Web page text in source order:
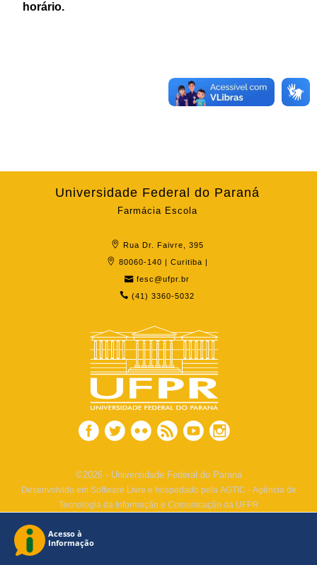
horário.
Universidade Federal do Paraná
Farmácia Escola
Rua Dr. Faivre, 395
80060-140 | Curitiba |
fesc@ufpr.br
(41) 3360-5032
©2026 - Universidade Federal do Paraná
Desenvolvido em Software Livre e hospedado pela AGTIC - Agência de
Tecnologia da Informação e Comunicação da UFPR